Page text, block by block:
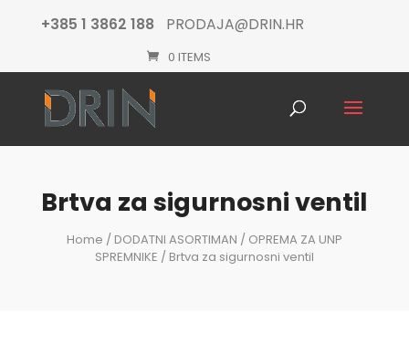
+385 1 3862 188 PRODAJA@DRIN.HR
0 ITEMS
Brtva za sigurnosni ventil
Home / DODATNI ASORTIMAN / OPREMA ZA UNP
SPREMNIKE / Brtva za sigurnosni ventil